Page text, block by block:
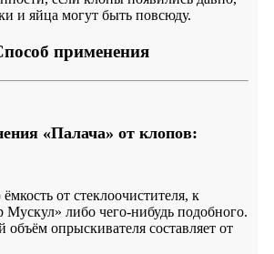
и яйца могут быть повсюду.
применения
«Палача» от клопов:
от стеклоочистителя, к
либо чего-нибудь подобного.
опрыскивателя составляет от